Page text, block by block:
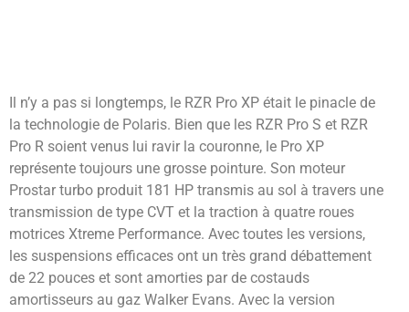
Il n’y a pas si longtemps, le RZR Pro XP était le pinacle de
la technologie de Polaris. Bien que les RZR Pro S et RZR
Pro R soient venus lui ravir la couronne, le Pro XP
représente toujours une grosse pointure. Son moteur
Prostar turbo produit 181 HP transmis au sol à travers une
transmission de type CVT et la traction à quatre roues
motrices Xtreme Performance. Avec toutes les versions,
les suspensions efficaces ont un très grand débattement
de 22 pouces et sont amorties par de costauds
amortisseurs au gaz Walker Evans. Avec la version